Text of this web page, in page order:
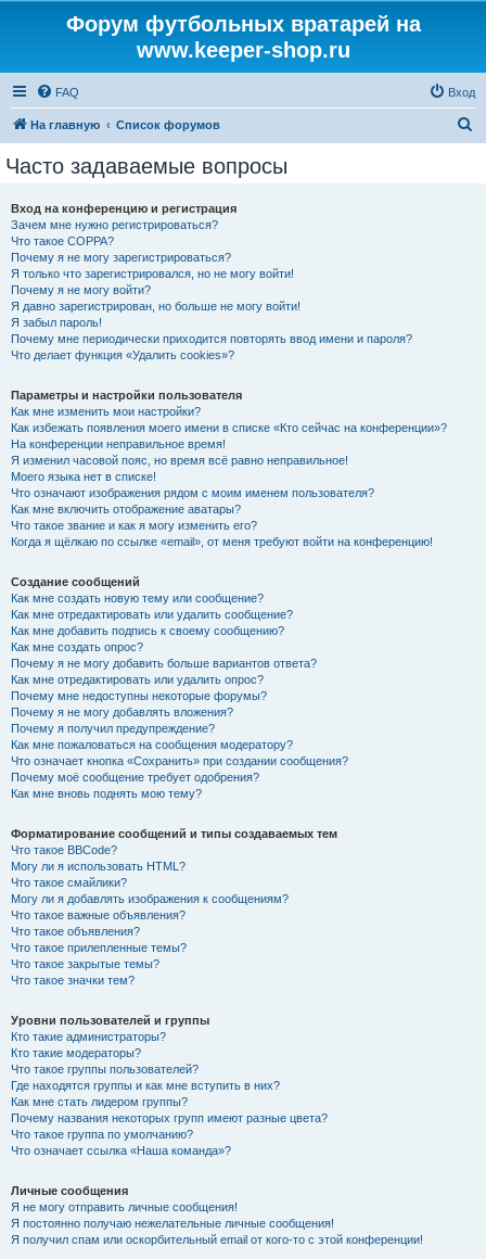
Форум футбольных вратарей на
www.keeper-shop.ru
FAQ Вход
На главную Список форумов
Часто задаваемые вопросы
Вход на конференцию и регистрация
Зачем мне нужно регистрироваться?
Что такое COPPA?
Почему я не могу зарегистрироваться?
Я только что зарегистрировался, но не могу войти!
Почему я не могу войти?
Я давно зарегистрирован, но больше не могу войти!
Я забыл пароль!
Почему мне периодически приходится повторять ввод имени и пароля?
Что делает функция «Удалить cookies»?
Параметры и настройки пользователя
Как мне изменить мои настройки?
Как избежать появления моего имени в списке «Кто сейчас на конференции»?
На конференции неправильное время!
Я изменил часовой пояс, но время всё равно неправильное!
Моего языка нет в списке!
Что означают изображения рядом с моим именем пользователя?
Как мне включить отображение аватары?
Что такое звание и как я могу изменить его?
Когда я щёлкаю по ссылке «email», от меня требуют войти на конференцию!
Создание сообщений
Как мне создать новую тему или сообщение?
Как мне отредактировать или удалить сообщение?
Как мне добавить подпись к своему сообщению?
Как мне создать опрос?
Почему я не могу добавить больше вариантов ответа?
Как мне отредактировать или удалить опрос?
Почему мне недоступны некоторые форумы?
Почему я не могу добавлять вложения?
Почему я получил предупреждение?
Как мне пожаловаться на сообщения модератору?
Что означает кнопка «Сохранить» при создании сообщения?
Почему моё сообщение требует одобрения?
Как мне вновь поднять мою тему?
Форматирование сообщений и типы создаваемых тем
Что такое BBCode?
Могу ли я использовать HTML?
Что такое смайлики?
Могу ли я добавлять изображения к сообщениям?
Что такое важные объявления?
Что такое объявления?
Что такое прилепленные темы?
Что такое закрытые темы?
Что такое значки тем?
Уровни пользователей и группы
Кто такие администраторы?
Кто такие модераторы?
Что такое группы пользователей?
Где находятся группы и как мне вступить в них?
Как мне стать лидером группы?
Почему названия некоторых групп имеют разные цвета?
Что такое группа по умолчанию?
Что означает ссылка «Наша команда»?
Личные сообщения
Я не могу отправить личные сообщения!
Я постоянно получаю нежелательные личные сообщения!
Я получил спам или оскорбительный email от кого-то с этой конференции!